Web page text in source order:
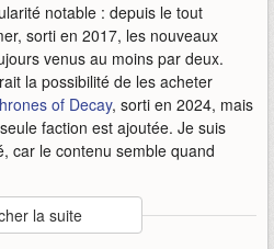
notable : depuis le tout
sorti en 2017, les nouveaux
venus au moins par deux.
la possibilité de les acheter
of Decay, sorti en 2024, mais
faction est ajoutée. Je suis
car le contenu semble quand
la suite